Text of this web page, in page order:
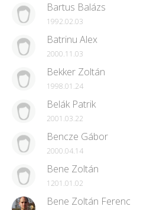
Bartus Balázs
1992.02.03
Batrinu Alex
2000.11.03
Bekker Zoltán
1998.01.24
Belák Patrik
2001.03.22
Bencze Gábor
2000.04.14
Bene Zoltán
1201.01.02
Bene Zoltán Ferenc